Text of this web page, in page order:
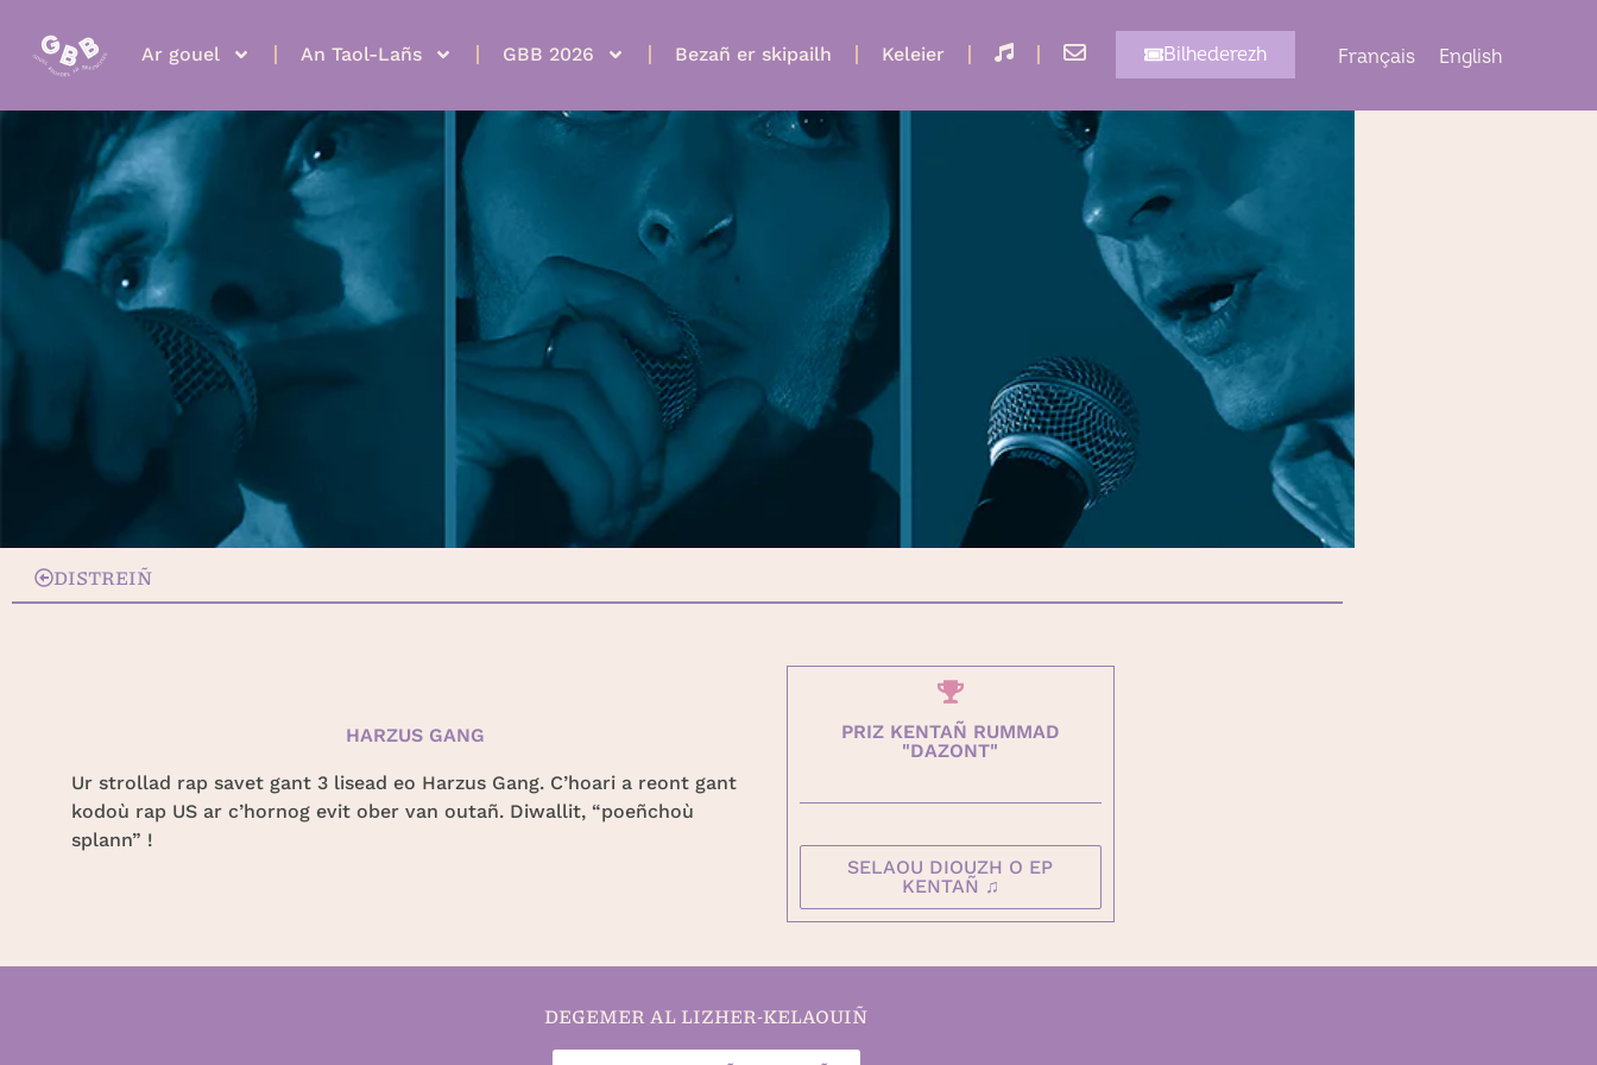
Ar gouel An Taol-Lañs GBB 2026 Bezañ er skipailh Keleier Selaou Dont davedompBilhederezh Français English
DISTREIÑ
HARZUS GANG
Ur strollad rap savet gant 3 lisead eo Harzus Gang. C’hoari a reont gant
kodoù rap US ar c’hornog evit ober van outañ. Diwallit, “poeñchoù
splann” !
PRIZ KENTAÑ RUMMAD
"DAZONT"
SELAOU DIOUZH O EP
KENTAÑ ♫
DEGEMER AL LIZHER-KELAOUIÑ